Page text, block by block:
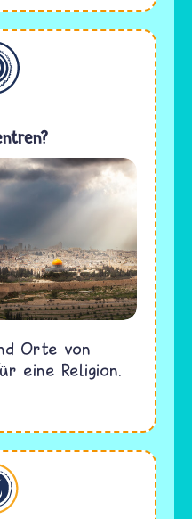
Orte von
eine Religion.